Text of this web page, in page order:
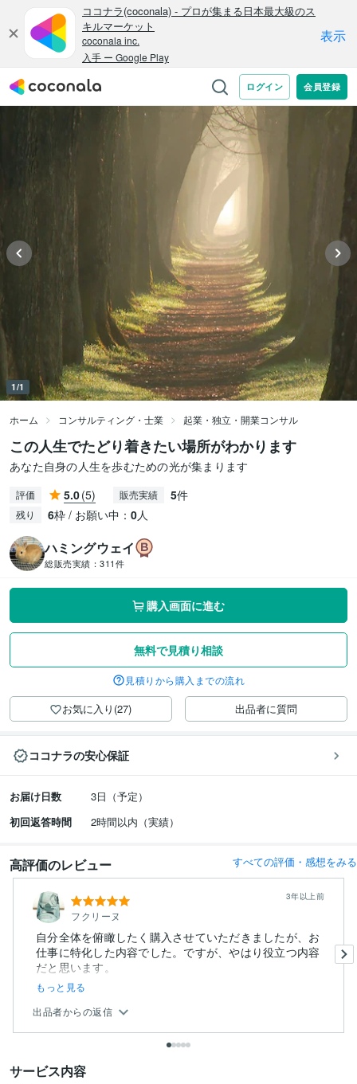
1/1
ホーム コンサルティング・士業 起業・独立・開業コンサル
この人生でたどり着きたい場所がわかります
あなた自身の人生を歩むための光が集まります
評価 5.0(5) 販売実績 5件
残り 6枠 / お願い中： 0人
ハミングウェイ
総販売実績： 311件
購入画面に進む
無料で見積り相談
見積りから購入までの流れ
お気に入り(27) 出品者に質問
ココナラの安心保証
お届け日数
3日（予定）
初回返答時間
2時間以内（実績）
高評価のレビュー すべての評価・感想をみる
フクリーヌ
3年以上前
自分全体を俯瞰したく購入させていただきましたが、お
仕事に特化した内容でした。ですが、やはり役立つ内容
だと思います。
ひと...
もっと見る
出品者からの返信
サービス内容